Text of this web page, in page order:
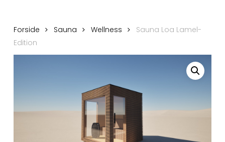
Forside Sauna Wellness
Sauna Loa Lamel-
Edition